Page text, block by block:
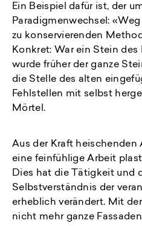
Ein Beispiel dafür ist, der
Paradigmenwechsel:
zu konservierenden
Konkret: War ein Stein des
wurde früher der ganze
die Stelle des alten
Fehlstellen mit selbst
Mörtel.
Aus der Kraft
eine feinfühlige Arbeit
Dies hat die Tätigkeit und
Selbstverständnis der
erheblich verändert. Mit
nicht mehr ganze